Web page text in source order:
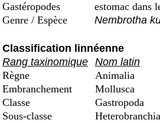
Gastéropodes
estomac dans
Genre / Espèce
Nembrotha
Classification linnéenne
Rang taxinomique Nom latin
Règne
Animalia
Embranchement
Mollusca
Classe
Gastropoda
Sous-classe
Heterobranchia